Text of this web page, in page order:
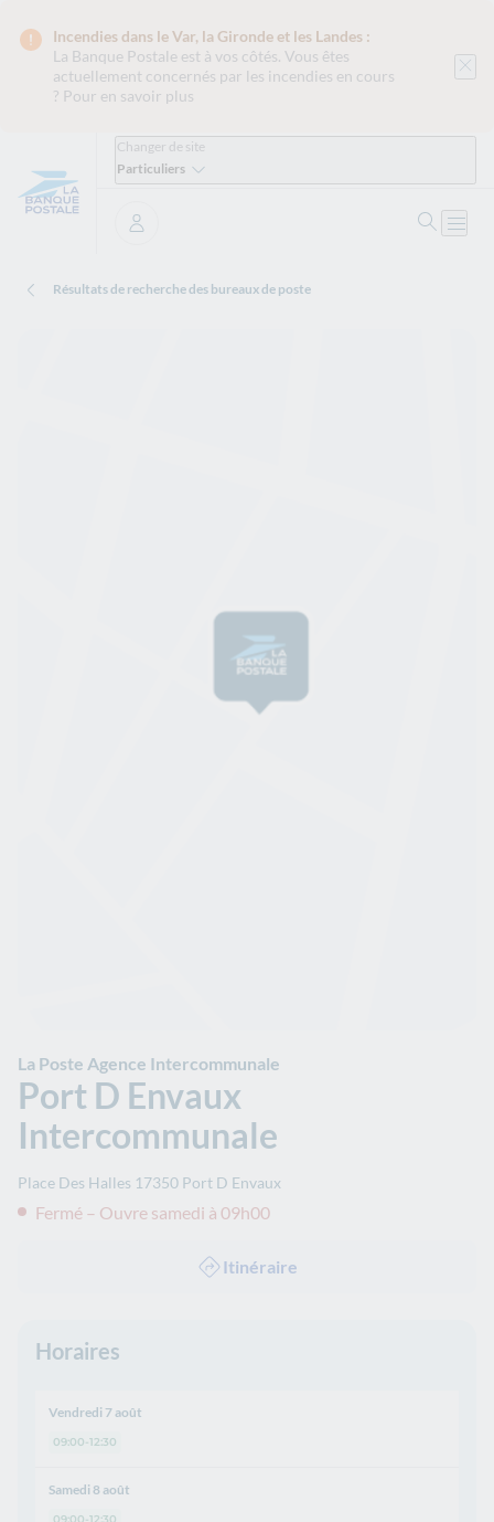
Incendies dans le Var, la Gironde et les Landes :
La Banque Postale est à vos côtés. Vous êtes
actuellement concernés par les incendies en cours
? Pour en savoir plus
Changer de site
Particuliers
Se connecter
Résultats de recherche des bureaux de poste
La Poste Agence Intercommunale
Port D Envaux
Intercommunale
Place Des Halles 17350 Port D Envaux
Fermé – Ouvre samedi à 09h00
Itinéraire
Horaires
Vendredi 7 août
09:00-12:30
Samedi 8 août
09:00-12:30